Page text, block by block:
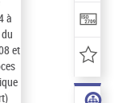
à
et